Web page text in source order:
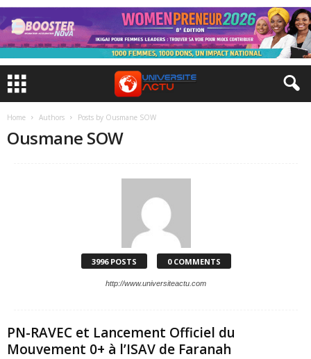
Home Authors Posts by Ousmane SOW
Ousmane SOW
3996 POSTS 0 COMMENTS
http://www.universiteactu.com
PN-RAVEC et Lancement Officiel du
Mouvement 0+ à l’ISAV de Faranah